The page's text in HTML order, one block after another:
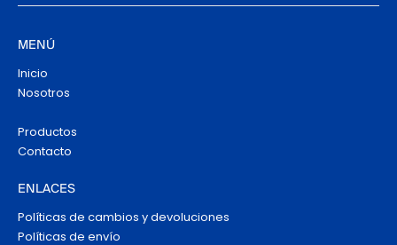
MENÚ
Inicio
Nosotros
Productos
Contacto
ENLACES
Políticas de cambios y devoluciones
Políticas de envío